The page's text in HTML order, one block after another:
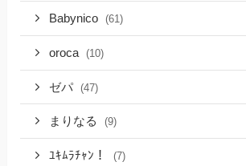
Babynico (61)
oroca (10)
ゼパ (47)
まりなる (9)
ﾕｷﾑﾗﾁｬﾝ！ (7)